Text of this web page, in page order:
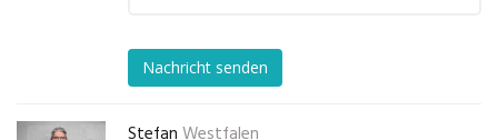
Nachricht senden
Stefan Westfalen